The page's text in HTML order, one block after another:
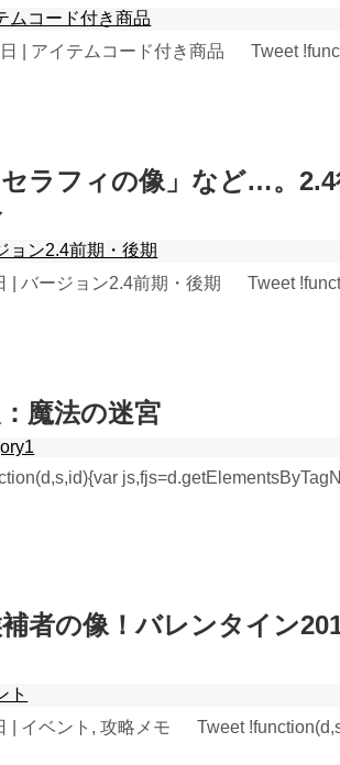
ムコード付き商品
| アイテムコード付き商品 Tweet
セラフィの像」など…。
ョン2.4前期・後期
| バージョン2.4前期・後期 Tweet
魔法の迷宮
者の像！バレンタイン
ト
| イベント, 攻略メモ Tweet